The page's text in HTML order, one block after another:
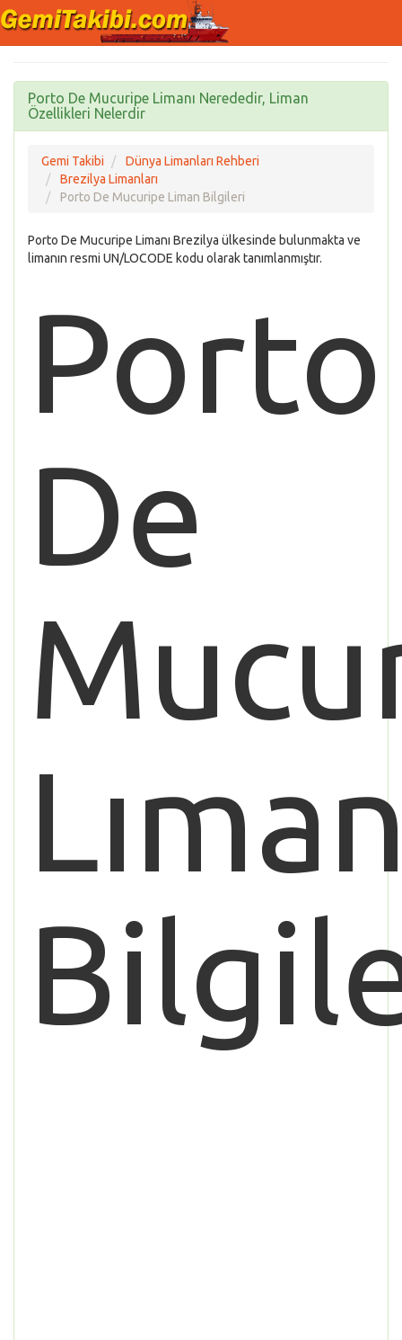
Porto De Mucuripe Limanı Nerededir, Liman
Özellikleri Nelerdir
Gemi Takibi
Dünya Limanları Rehberi
Brezilya Limanları
Porto De Mucuripe Liman Bilgileri
Porto De Mucuripe Limanı Brezilya ülkesinde bulunmakta ve
limanın resmi UN/LOCODE kodu olarak tanımlanmıştır.
Porto
De